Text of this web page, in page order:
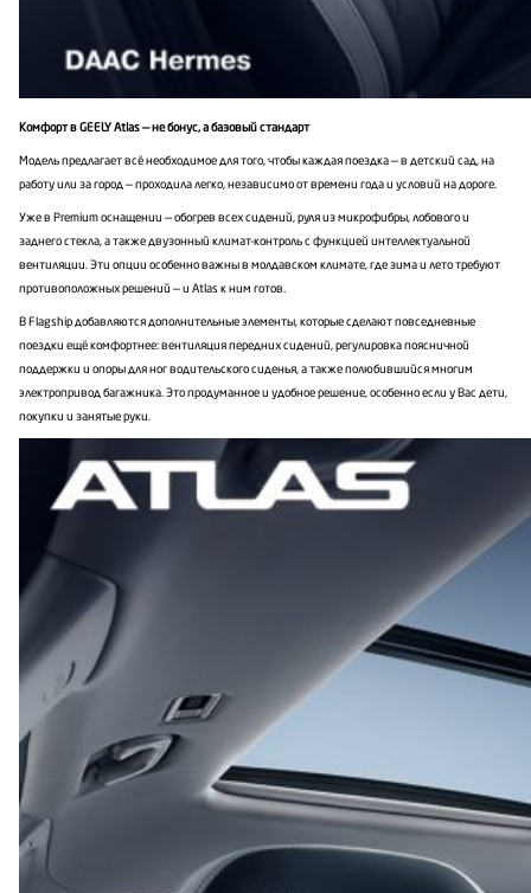
Комфорт в GEELY Atlas — не бонус, а базовый стандарт
Модель предлагает всё необходимое для того, чтобы каждая поездка — в детский сад, на
работу или за город — проходила легко, независимо от времени года и условий на дороге.
Уже в Premium оснащении — обогрев всех сидений, руля из микрофибры, лобового и
заднего стекла, а также двузонный климат-контроль с функцией интеллектуальной
вентиляции. Эти опции особенно важны в молдавском климате, где зима и лето требуют
противоположных решений — и Atlas к ним готов.
В Flagship добавляются дополнительные элементы, которые сделают повседневные
поездки ещё комфортнее: вентиляция передних сидений, регулировка поясничной
поддержки и опоры для ног водительского сиденья, а также полюбившийся многим
электропривод багажника. Это продуманное и удобное решение, особенно если у Вас дети,
покупки и занятые руки.